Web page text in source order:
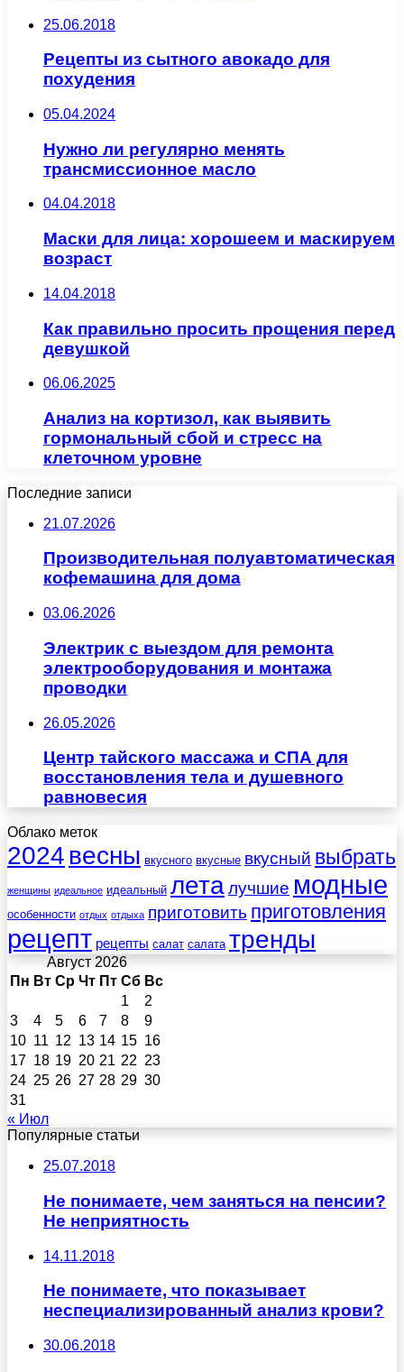
25.06.2018
Рецепты из сытного авокадо для
похудения
05.04.2024
Нужно ли регулярно менять
трансмиссионное масло
04.04.2018
Маски для лица: хорошеем и маскируем
возраст
14.04.2018
Как правильно просить прощения перед
девушкой
06.06.2025
Анализ на кортизол, как выявить
гормональный сбой и стресс на
клеточном уровне
Последние записи
21.07.2026
Производительная полуавтоматическая
кофемашина для дома
03.06.2026
Электрик с выездом для ремонта
электрооборудования и монтажа
проводки
26.05.2026
Центр тайского массажа и СПА для
восстановления тела и душевного
равновесия
Облако меток
2024 весны вкусного вкусные вкусный выбрать
женщины идеальное идеальный леталучшие модные
особенности отдых отдыха приготовить приготовления
рецепт рецепты салат салата тренды
Август 2026
Пн Вт Ср Чт Пт Сб Вс
1
2
3
4 5 6 7 8
9
10 11 12 13 14 15 16
17 18 19 20 21 22 23
24 25 26 27 28 29 30
31
« Июл
Популярные статьи
25.07.2018
Не понимаете, чем заняться на пенсии?
Не неприятность
14.11.2018
Не понимаете, что показывает
неспециализированный анализ крови?
30.06.2018